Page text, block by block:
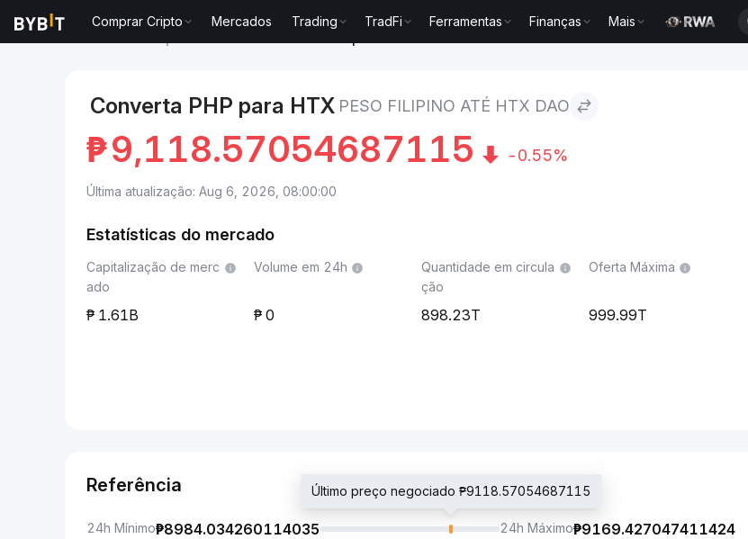
Comprar Cripto Mercados Trading TradFi Ferramentas Finanças Mais
Converta PHP para HTX PESO FILIPINO ATÉ HTX DAO
₱9,118.57054687115 -0.55%
Última atualização: Aug 6, 2026, 08:00:00
Estatísticas do mercado
Capitalização de merc
ado
1.61B
Volume em 24h
0
Quantidade em circula
ção
898.23T
Oferta Máxima
999.99T
Referência
24h Mínimo₱8984.034260114035
Último preço negociado ₱9118.57054687115
24h Máximo₱9169.427047411424